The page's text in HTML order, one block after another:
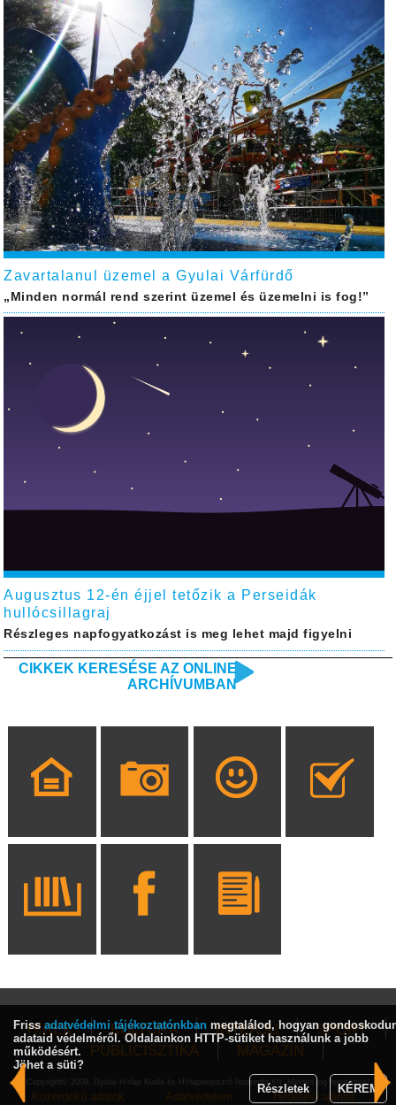
Zavartalanul üzemel a Gyulai Várfürdő
„Minden normál rend szerint üzemel és üzemelni is fog!”
Augusztus 12-én éjjel tetőzik a Perseidák
hullócsillagraj
Részleges napfogyatkozást is meg lehet majd figyelni
CIKKEK KERESÉSE AZ ONLINE
ARCHÍVUMBAN
HÍREK KULTÚRA INTERJÚ
SPORT
PUBLICISZTIKA
MAGAZIN
Copyright© 2009, Gyulai Hírlap Kiadó és Hírlapterjesztő Nonprofit Kft. Minden jog fenntartva!
Közérdekű adatok Adatvédelem
Hirdetési ajánlat
Friss adatvédelmi tájékoztatónkban megtalálod, hogyan
adataid védelméről. Oldalainkon HTTP-sütiket használunk a jobb
működésért.
Jöhet a süti?
Részletek
KÉREM